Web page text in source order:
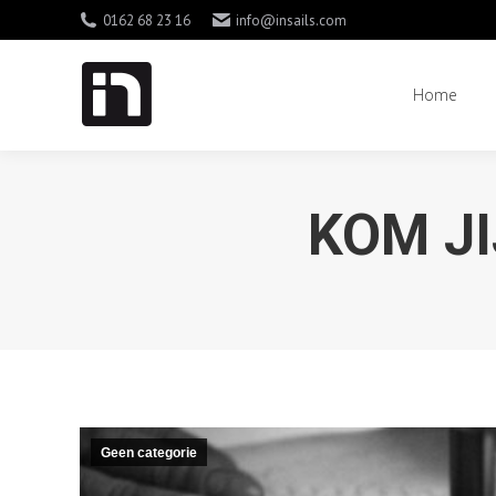
0162 68 23 16 info@insails.com
Home
KOM
Geen categorie
Home